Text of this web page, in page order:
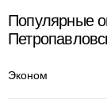
Популярные
Эконом